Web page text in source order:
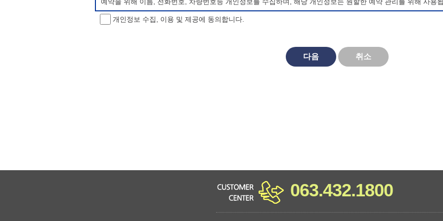
개인정보 처리방침 변경
개인정보 수집, 이용 및 제공에 동의합니다.
다음 취소
063.432.1800